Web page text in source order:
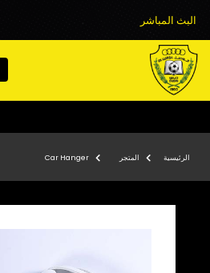
البث المباشر
الرئيسية المتجر Car Hanger